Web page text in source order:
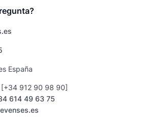
España
[+34 912 90 98 90]
614 49 63 75